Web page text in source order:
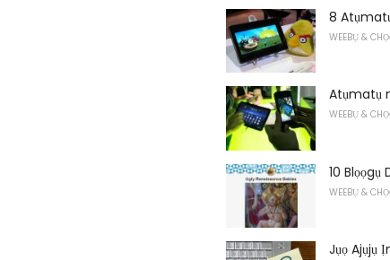
8
WEEBỤ &
Atụmatụ
WEEBỤ &
10
WEEBỤ &
Jụọ Ajụjụ